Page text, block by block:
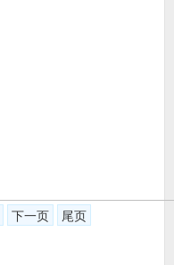
下一页 尾页